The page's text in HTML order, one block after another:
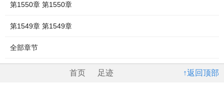
第1550章 第1550章
第1549章 第1549章
全部章节
↑返回顶部
首页 足迹